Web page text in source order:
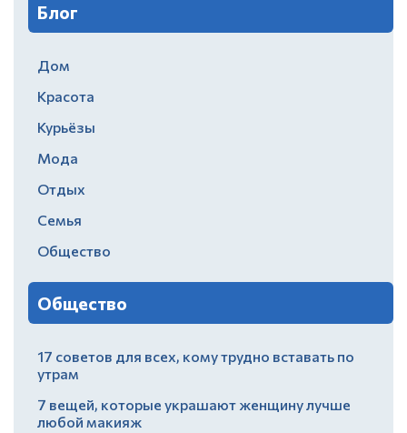
Блог
Дом
Красота
Курьёзы
Мода
Отдых
Семья
Общество
Общество
17 советов для всех, кому трудно вставать по
утрам
7 вещей, которые украшают женщину лучше
любой макияж